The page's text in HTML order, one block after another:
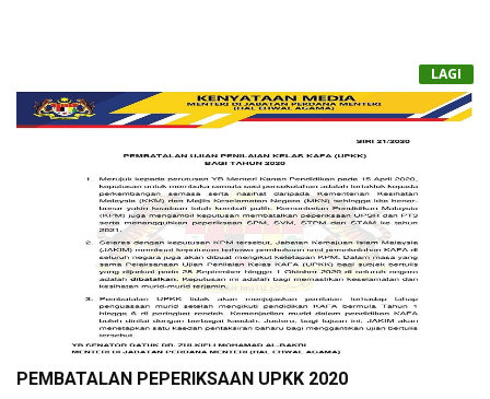
LAGI
PEMBATALAN PEPERIKSAAN UPKK 2020